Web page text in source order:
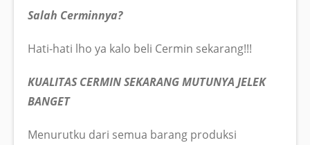
Salah Cerminnya?
Hati-hati lho ya kalo beli Cermin sekarang!!!
KUALITAS CERMIN SEKARANG MUTUNYA JELEK
BANGET
Menurutku dari semua barang produksi